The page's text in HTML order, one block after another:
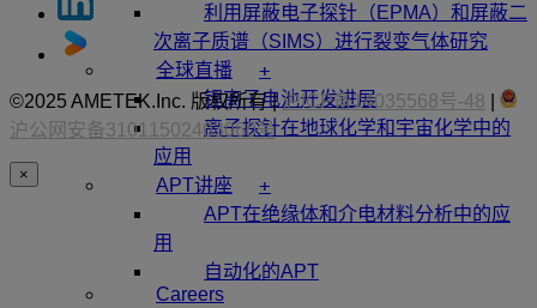
利用屏蔽电子探针（EPMA）和屏蔽二
次离子质谱（SIMS）进行裂变气体研究
全球直播
+
锂离子电池开发进展
离子探针在地球化学和宇宙化学中的
应用
APT讲座
+
APT在绝缘体和介电材料分析中的应
用
自动化的APT
Careers
©2025 AMETEK.Inc. 版权所有 |沪ICP备14035568号-48
沪公网安备31011502403060号
×